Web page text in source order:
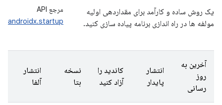
مرجع API
androidx.startup
یک روش ساده و کارآمد برای مقداردهی اولیه
مولفه ها در راه اندازی برنامه پیاده سازی کنید.
آخرین به
روز
رسانی
انتشار
پایدار
کاندید را
آزاد کنید
نسخه
بتا
انتشار
آلفا